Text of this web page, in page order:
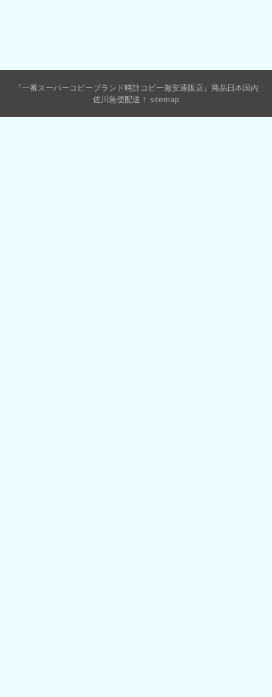
『一番スーパーコピーブランド時計コピー激安通販店』商品日本国内
佐川急便配送！ sitemap